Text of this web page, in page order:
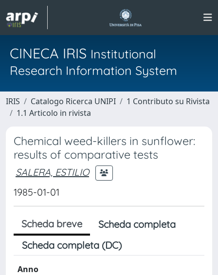
CINECA IRIS Institutional
Research Information System
IRIS Catalogo Ricerca UNIPI
1 Contributo su Rivista
1.1 Articolo in rivista
Chemical weed-killers in sunflower:
results of comparative tests
SALERA, ESTILIO
1985-01-01
Scheda breve
Scheda completa
Scheda completa (DC)
Anno